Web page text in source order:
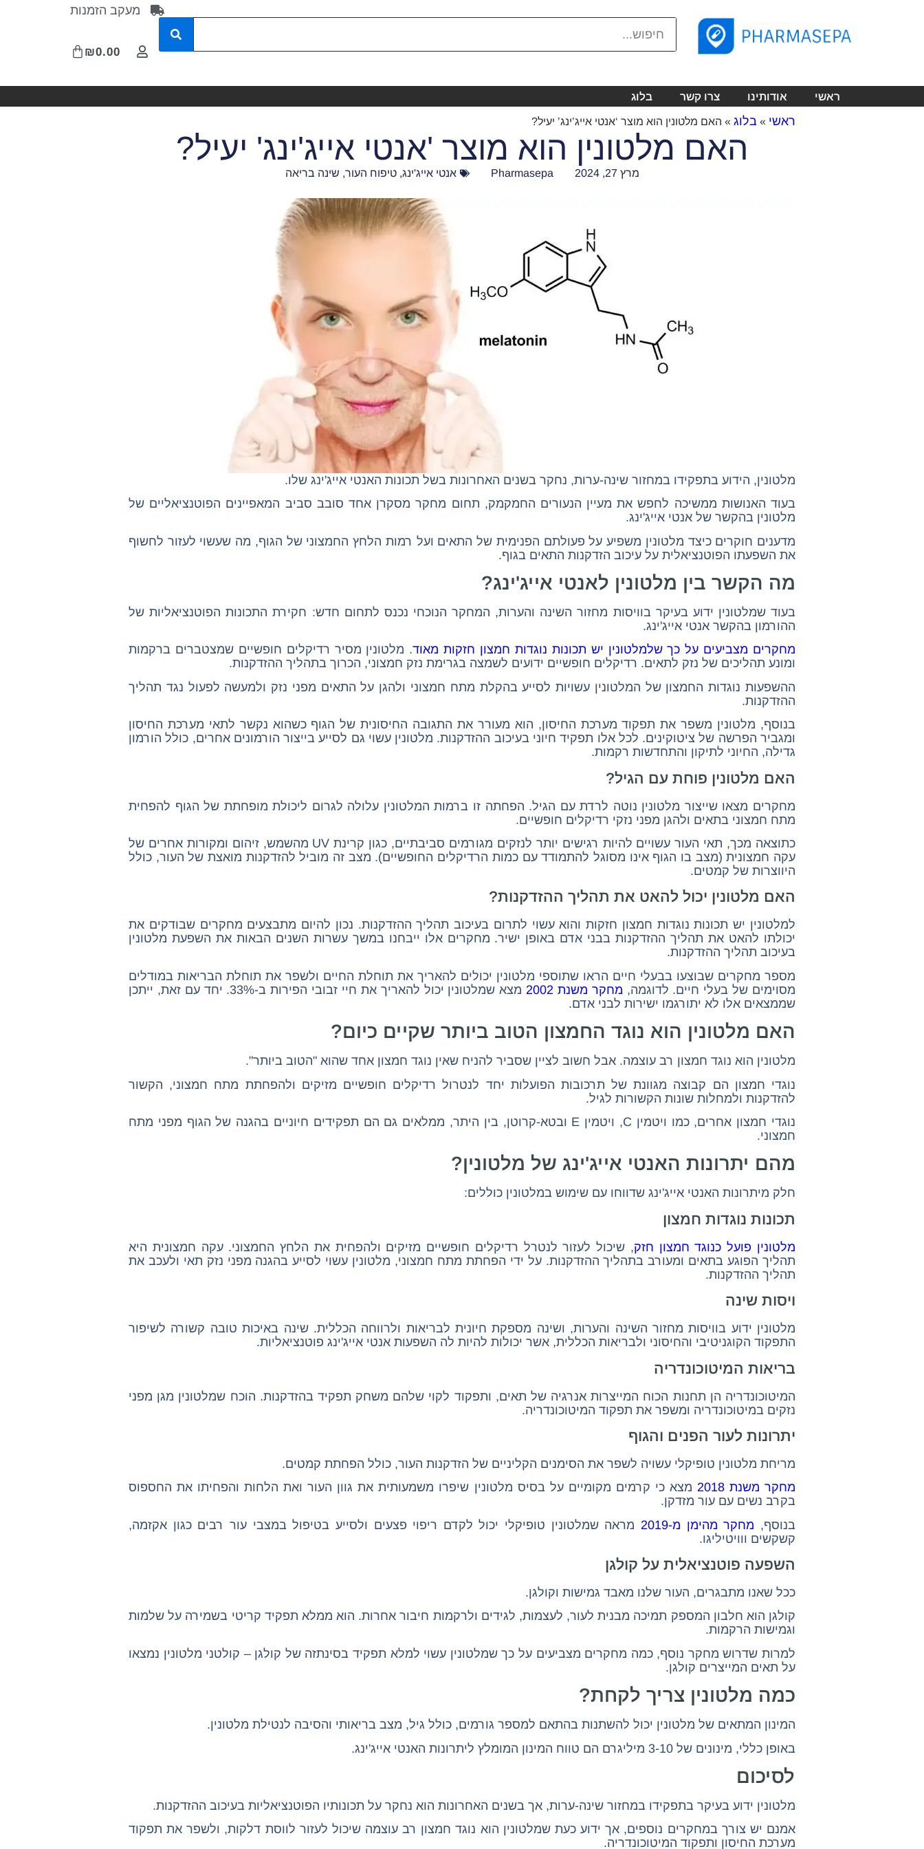
מעקב הזמנות
₪0.00
ראשי אודותינו צרו קשר בלוג
ראשי » בלוג » האם מלטונין הוא מוצר ‘אנטי אייג’ינג’ יעיל?
האם מלטונין הוא מוצר 'אנטי אייג'ינג' יעיל?
מרץ 27, 2024 Pharmasepa אנטי אייג'ינג,טיפוח העור, שינה בריאה
מלטונין, הידוע בתפקידו במחזור שינה-ערות, נחקר בשנים האחרונות בשל תכונות האנטי אייג'ינג שלו.
בעוד האנושות ממשיכה לחפש את מעיין הנעורים החמקמק, תחום מחקר מסקרן אחד סובב סביב המאפיינים הפוטנציאליים של
מלטונין בהקשר של אנטי אייג'ינג.
מדענים חוקרים כיצד מלטונין משפיע על פעולתם הפנימית של התאים ועל רמות הלחץ החמצוני של הגוף, מה שעשוי לעזור לחשוף
את השפעתו הפוטנציאלית על עיכוב הזדקנות התאים בגוף.
מה הקשר בין מלטונין לאנטי אייג'ינג?
בעוד שמלטונין ידוע בעיקר בוויסות מחזור השינה והערות, המחקר הנוכחי נכנס לתחום חדש: חקירת התכונות הפוטנציאליות של
ההורמון בהקשר אנטי אייג'ינג.
מחקרים מצביעים על כך שלמלטונין יש תכונות נוגדות חמצון חזקות מאוד. מלטונין מסיר רדיקלים חופשיים שמצטברים ברקמות
ומונע תהליכים של נזק לתאים. רדיקלים חופשיים ידועים לשמצה בגרימת נזק חמצוני, הכרוך בתהליך ההזדקנות.
ההשפעות נוגדות החמצון של המלטונין עשויות לסייע בהקלת מתח חמצוני ולהגן על התאים מפני נזק ולמעשה לפעול נגד תהליך
ההזדקנות.
בנוסף, מלטונין משפר את תפקוד מערכת החיסון, הוא מעורר את התגובה החיסונית של הגוף כשהוא נקשר לתאי מערכת החיסון
ומגביר הפרשה של ציטוקינים. לכל אלו תפקיד חיוני בעיכוב ההזדקנות. מלטונין עשוי גם לסייע בייצור הורמונים אחרים, כולל הורמון
גדילה, החיוני לתיקון והתחדשות רקמות.
האם מלטונין פוחת עם הגיל?
מחקרים מצאו שייצור מלטונין נוטה לרדת עם הגיל. הפחתה זו ברמות המלטונין עלולה לגרום ליכולת מופחתת של הגוף להפחית
מתח חמצוני בתאים ולהגן מפני נזקי רדיקלים חופשיים.
כתוצאה מכך, תאי העור עשויים להיות רגישים יותר לנזקים מגורמים סביבתיים, כגון קרינת UV מהשמש, זיהום ומקורות אחרים של
עקה חמצונית (מצב בו הגוף אינו מסוגל להתמודד עם כמות הרדיקלים החופשיים). מצב זה מוביל להזדקנות מואצת של העור, כולל
היווצרות של קמטים.
האם מלטונין יכול להאט את תהליך ההזדקנות?
למלטונין יש תכונות נוגדות חמצון חזקות והוא עשוי לתרום בעיכוב תהליך ההזדקנות. נכון להיום מתבצעים מחקרים שבודקים את
יכולתו להאט את תהליך ההזדקנות בבני אדם באופן ישיר. מחקרים אלו ייבחנו במשך עשרות השנים הבאות את השפעת מלטונין
בעיכוב תהליך ההזדקנות.
מספר מחקרים שבוצעו בבעלי חיים הראו שתוספי מלטונין יכולים להאריך את תוחלת החיים ולשפר את תוחלת הבריאות במודלים
מסוימים של בעלי חיים. לדוגמה, מחקר משנת 2002
מצא שמלטונין יכול להאריך את חיי זבובי הפירות ב-33%. יחד עם זאת, ייתכן
שממצאים אלו לא יתורגמו ישירות לבני אדם.
האם מלטונין הוא נוגד החמצון הטוב ביותר שקיים כיום?
מלטונין הוא נוגד חמצון רב עוצמה. אבל חשוב לציין שסביר להניח שאין נוגד חמצון אחד שהוא "הטוב ביותר".
נוגדי חמצון הם קבוצה מגוונת של תרכובות הפועלות יחד לנטרול רדיקלים חופשיים מזיקים ולהפחתת מתח חמצוני, הקשור
להזדקנות ולמחלות שונות הקשורות לגיל.
נוגדי חמצון אחרים, כמו ויטמין C, ויטמין E ובטא-קרוטן, בין היתר, ממלאים גם הם תפקידים חיוניים בהגנה של הגוף מפני מתח
חמצוני.
מהם יתרונות האנטי אייג'ינג של מלטונין?
חלק מיתרונות האנטי אייג'ינג שדווחו עם שימוש במלטונין כוללים:
תכונות נוגדות חמצון
מלטונין פועל כנוגד חמצון חזק, שיכול לעזור לנטרל רדיקלים חופשיים מזיקים ולהפחית את הלחץ החמצוני. עקה חמצונית היא
תהליך הפוגע בתאים ומעורב בתהליך ההזדקנות. על ידי הפחתת מתח חמצוני, מלטונין עשוי לסייע בהגנה מפני נזק תאי ולעכב את
תהליך ההזדקנות.
ויסות שינה
מלטונין ידוע בוויסות מחזור השינה והערות, ושינה מספקת חיונית לבריאות ולרווחה הכללית. שינה באיכות טובה קשורה לשיפור
התפקוד הקוגניטיבי והחיסוני ולבריאות הכללית, אשר יכולות להיות לה השפעות אנטי אייג'ינג פוטנציאליות.
בריאות המיטוכונדריה
המיטוכונדריה הן תחנות הכוח המייצרות אנרגיה של תאים, ותפקוד לקוי שלהם משחק תפקיד בהזדקנות. הוכח שמלטונין מגן מפני
נזקים במיטוכונדריה ומשפר את תפקוד המיטוכונדריה.
יתרונות לעור הפנים והגוף
מריחת מלטונין טופיקלי עשויה לשפר את הסימנים הקליניים של הזדקנות העור, כולל הפחתת קמטים.
מחקר משנת 2018
מצא כי קרמים מקומיים על בסיס מלטונין שיפרו משמעותית את גוון העור ואת הלחות והפחיתו את החספוס
בקרב נשים עם עור מזדקן.
בנוסף, מחקר מהימן מ-2019
מראה שמלטונין טופיקלי יכול לקדם ריפוי פצעים ולסייע בטיפול במצבי עור רבים כגון אקזמה,
קשקשים ווויטיליגו.
השפעה פוטנציאלית על קולגן
ככל שאנו מתבגרים, העור שלנו מאבד גמישות וקולגן.
קולגן הוא חלבון המספק תמיכה מבנית לעור, לעצמות, לגידים ולרקמות חיבור אחרות. הוא ממלא תפקיד קריטי בשמירה על שלמות
וגמישות הרקמות.
למרות שדרוש מחקר נוסף, כמה מחקרים מצביעים על כך שמלטונין עשוי למלא תפקיד בסינתזה של קולגן – קולטני מלטונין נמצאו
על תאים המייצרים קולגן.
כמה מלטונין צריך לקחת?
המינון המתאים של מלטונין יכול להשתנות בהתאם למספר גורמים, כולל גיל, מצב בריאותי והסיבה לנטילת מלטונין.
באופן כללי, מינונים של 3-10 מיליגרם הם טווח המינון המומלץ ליתרונות האנטי אייג'ינג.
לסיכום
מלטונין ידוע בעיקר בתפקידו במחזור שינה-ערות, אך בשנים האחרונות הוא נחקר על תכונותיו הפוטנציאליות בעיכוב ההזדקנות.
אמנם יש צורך במחקרים נוספים, אך ידוע כעת שמלטונין הוא נוגד חמצון רב עוצמה שיכול לעזור לווסת דלקות, ולשפר את תפקוד
מערכת החיסון ותפקוד המיטוכונדריה.